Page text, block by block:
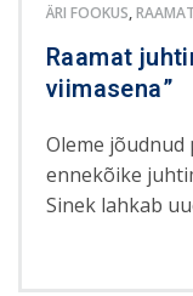
ÄRI FOOKUS,
Raamat
viimasena”
Oleme
ennekõike
Sinek lahkab